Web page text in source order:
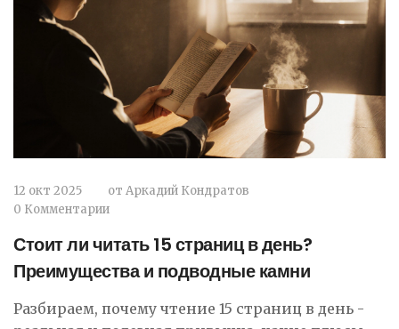
12 окт 2025 от Аркадий Кондратов
0 Комментарии
Стоит ли читать 15 страниц в день?
Преимущества и подводные камни
Разбираем, почему чтение 15 страниц в день -